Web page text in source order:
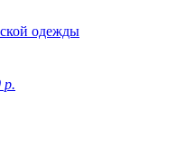
одежды
р.